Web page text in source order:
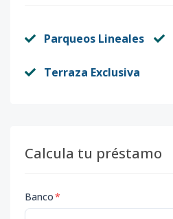
Parqueos Lineales
Terraza Exclusiva
Calcula tu préstamo
Banco*